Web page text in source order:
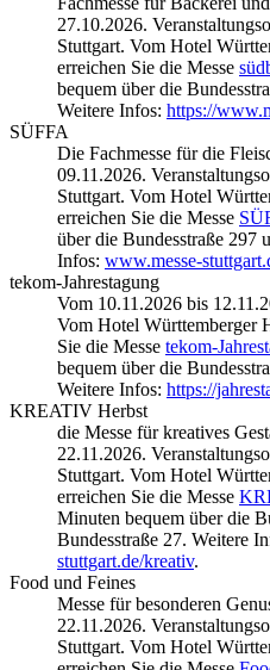
27.10.2026.
Stuttgart. Vom Hotel
erreichen Sie die Messe
bequem über die
Weitere Infos: https://
SÜFFA
Die Fachmesse für die
09.11.2026.
Stuttgart. Vom Hotel
erreichen Sie die Messe
über die Bundesstraße 297
Infos: www.messe-
tekom-Jahrestagung
Vom 10.11.2026 bis
Vom Hotel Württemberger
Sie die Messe tekom-
bequem über die
Weitere Infos: https://
KREATIV Herbst
die Messe für kreatives
22.11.2026.
Stuttgart. Vom Hotel
erreichen Sie die Messe
Minuten bequem über die
Bundesstraße 27. Weitere
stuttgart.de/kreativ.
Food und Feines
Messe für besonderen
22.11.2026.
Stuttgart. Vom Hotel